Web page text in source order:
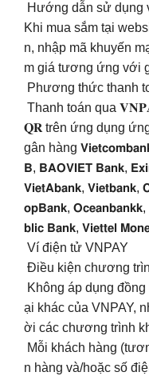
Hướng dẫn sử dụng
Khi mua sắm tại
n, nhập mã khuyến
m giá tương ứng với
Phương thức thanh
Thanh toán qua
𝐐𝐑 trên ứng dụng
gân hàng
𝗕, 𝗕𝗔𝗢𝗩𝗜𝗘𝗧 𝗕𝗮𝗻𝗸,
𝗩𝗶𝗲𝘁𝗔𝗯𝗮𝗻𝗸, 𝗩𝗶𝗲𝘁𝗯𝗮𝗻𝗸,
𝗼𝗽𝗕𝗮𝗻𝗸,
𝗯𝗹𝗶𝗰 𝗕𝗮𝗻𝗸, 𝗩𝗶𝗲𝘁𝘁𝗲𝗹
Ví điện tử VNPAY
Điều kiện chương
Không áp dụng
ại khác của VNPAY,
ời các chương trình
Mỗi khách hàng
n hàng và/hoặc số